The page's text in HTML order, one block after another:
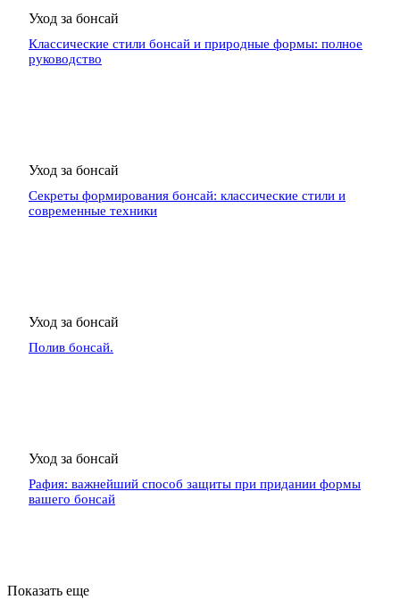
Уход за бонсай
Классические стили бонсай и природные формы: полное
руководство
Уход за бонсай
Секреты формирования бонсай: классические стили и
современные техники
Уход за бонсай
Полив бонсай.
Уход за бонсай
Рафия: важнейший способ защиты при придании формы
вашего бонсай
Показать еще